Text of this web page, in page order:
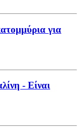
για
- Είναι